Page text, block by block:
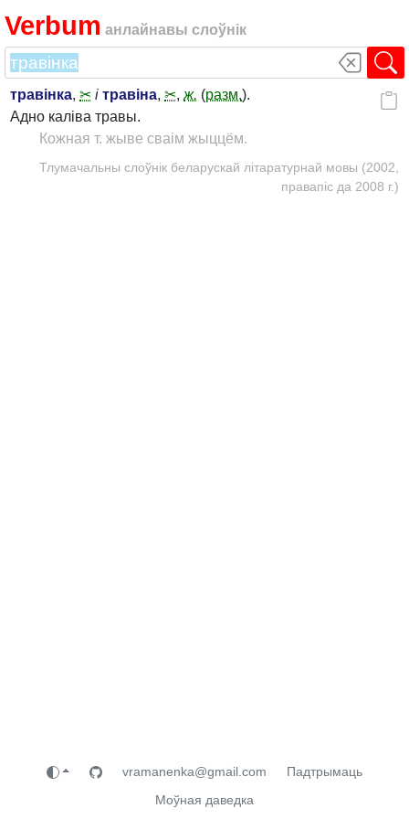
Verbum анлайнавы слоўнік
травінка, ✂ і травіна, ✂, ж. (разм.).
Адно каліва травы.
Кожная т. жыве сваім жыццём.
Тлумачальны слоўнік беларускай літаратурнай мовы (2002,
правапіс да 2008 г.)
vramanenka@gmail.com
Падтрымаць
Моўная даведка